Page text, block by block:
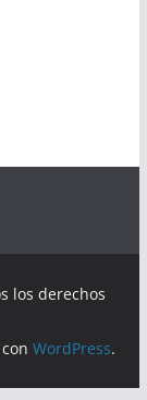
los derechos
conWordPress.